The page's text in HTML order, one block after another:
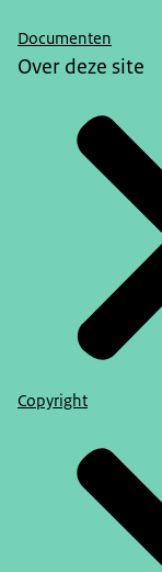
Documenten
Over deze site
Copyright